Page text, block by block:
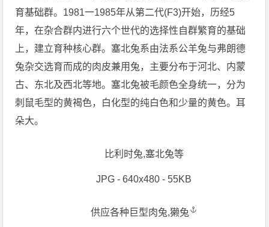
育基础群。1981一1985年从第二代(F3)开始，历经5
年，在杂合群内进行六个世代的选择性自群繁育的基础
上，建立育种核心群。塞北兔系由法系公羊兔与弗朗德
兔杂交选育而成的肉皮兼用兔，主要分布于河北、内蒙
古、东北及西北等地。塞北兔被毛颜色全身统一，分为
刺鼠毛型的黄褐色，白化型的纯白色和少量的黄色。耳
朵大。
比利时兔,塞北兔等
JPG - 640x480 - 55KB
供应各种巨型肉兔,獭兔